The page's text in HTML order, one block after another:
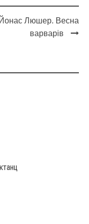
Йонас Люшер. Весна
варварів